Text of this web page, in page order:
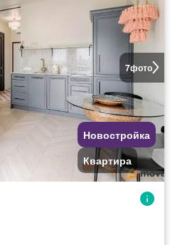
7фото
Новостройка
Квартира